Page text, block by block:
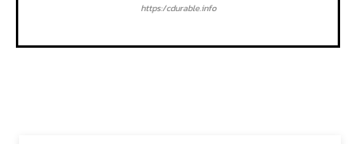
https:/cdurable.info